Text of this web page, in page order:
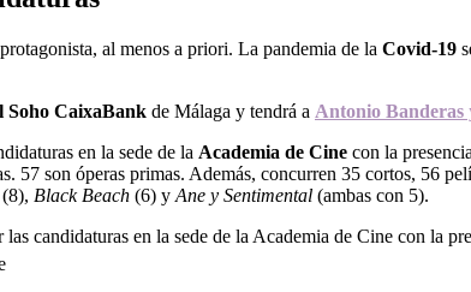
al menos a priori. La pandemia de la Covid-19
Soho CaixaBank de Málaga y tendrá a Antonio Banderas
en la sede de la Academia de Cine con la
57 son óperas primas. Además, concurren 35 cortos, 56
(8), Black Beach (6) y Ane y Sentimental (ambas con 5).